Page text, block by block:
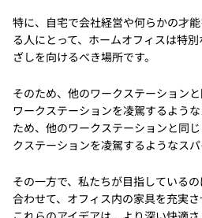
特に、自宅で会社経営や何らかの才
る人にとって、ホームオフィスは特
ざしを向けるべき場所です。
そのため、他のワークステーション
ワークステーションを凌駕するよう
ため、他のワークステーションと同
クステーションを凌駕するようなスパ
その一方で、私たちが目指している
合わせて、オフィス内の家具を充実さ